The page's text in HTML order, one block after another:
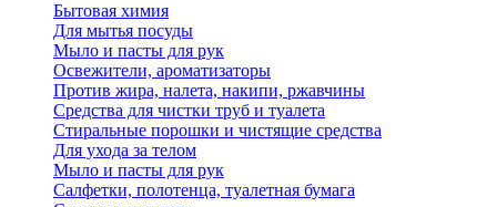
Бытовая химия
Для мытья посуды
Мыло и пасты для рук
Освежители, ароматизаторы
Против жира, налета, накипи, ржавчины
Средства для чистки труб и туалета
Стиральные порошки и чистящие средства
Для ухода за телом
Мыло и пасты для рук
Салфетки, полотенца, туалетная бумага